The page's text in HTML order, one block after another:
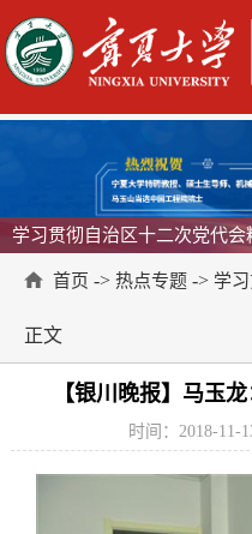
学习贯彻自治区十二次党代会
首页 -> 热点专题 -> 学
正文
【银川晚报】马玉
时间：2018-11-